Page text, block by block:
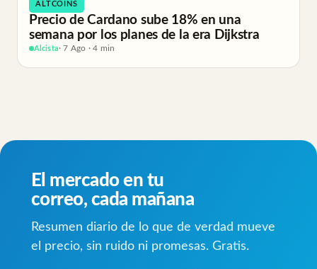
ALTCOINS
Precio de Cardano sube 18% en una
semana por los planes de la era Dijkstra
Alcista· 7 Ago · 4 min
El mercado en tu
correo, cada mañana
Resumen diario de lo que de verdad mueve
el precio, sin ruido ni promesas. Gratis.